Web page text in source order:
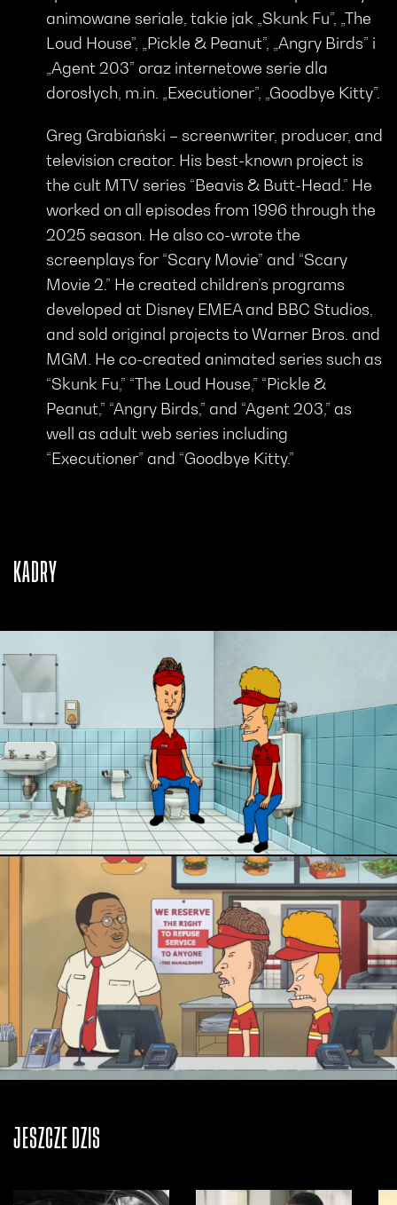
animowane seriale, takie jak „Skunk Fu”, „The
Loud House”, „Pickle & Peanut”, „Angry Birds” i
„Agent 203” oraz internetowe serie dla
dorosłych, m.in. „Executioner”, „Goodbye Kitty”.
Greg Grabiański – screenwriter, producer, and
television creator. His best-known project is
the cult MTV series “Beavis & Butt-Head.” He
worked on all episodes from 1996 through the
2025 season. He also co-wrote the
screenplays for “Scary Movie” and “Scary
Movie 2.” He created children’s programs
developed at Disney EMEA and BBC Studios,
and sold original projects to Warner Bros. and
MGM. He co-created animated series such as
“Skunk Fu,” “The Loud House,” “Pickle &
Peanut,” “Angry Birds,” and “Agent 203,” as
well as adult web series including
“Executioner” and “Goodbye Kitty.”
KADRY
JESZCZE DZIŚ